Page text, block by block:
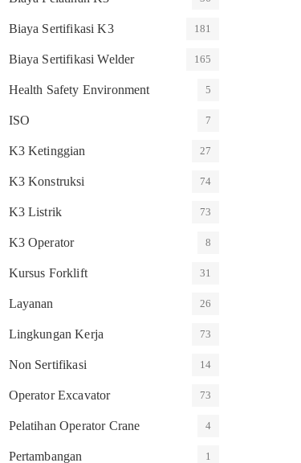
Biaya Sertifikasi K3 181
Biaya Sertifikasi Welder 165
Health Safety Environment 5
ISO 7
K3 Ketinggian 27
K3 Konstruksi 74
K3 Listrik 73
K3 Operator 8
Kursus Forklift 31
Layanan 26
Lingkungan Kerja 73
Non Sertifikasi 14
Operator Excavator 73
Pelatihan Operator Crane 4
Pertambangan 1